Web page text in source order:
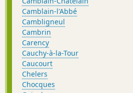
Camblain-l'Abbé
Cambligneul
Cambrin
Carency
Cauchy-à-la-Tour
Caucourt
Chelers
Chocques